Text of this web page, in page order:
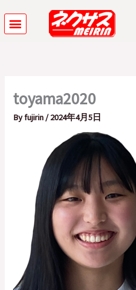
を
toyama2020
Byfujirin/2024年4月5日